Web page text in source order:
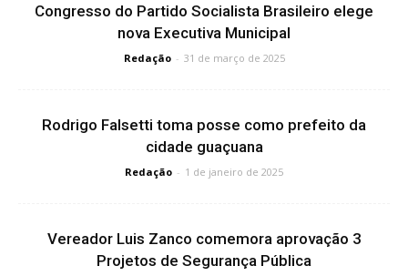
Congresso do Partido Socialista Brasileiro elege
nova Executiva Municipal
Redação - 31 de março de 2025
Rodrigo Falsetti toma posse como prefeito da
cidade guaçuana
Redação - 1 de janeiro de 2025
Vereador Luis Zanco comemora aprovação 3
Projetos de Segurança Pública